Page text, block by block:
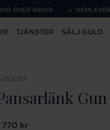
ÖVER 695KR
TJÄNSTER SÄLJ GULD
Gun
:1 770 kr
770 kr